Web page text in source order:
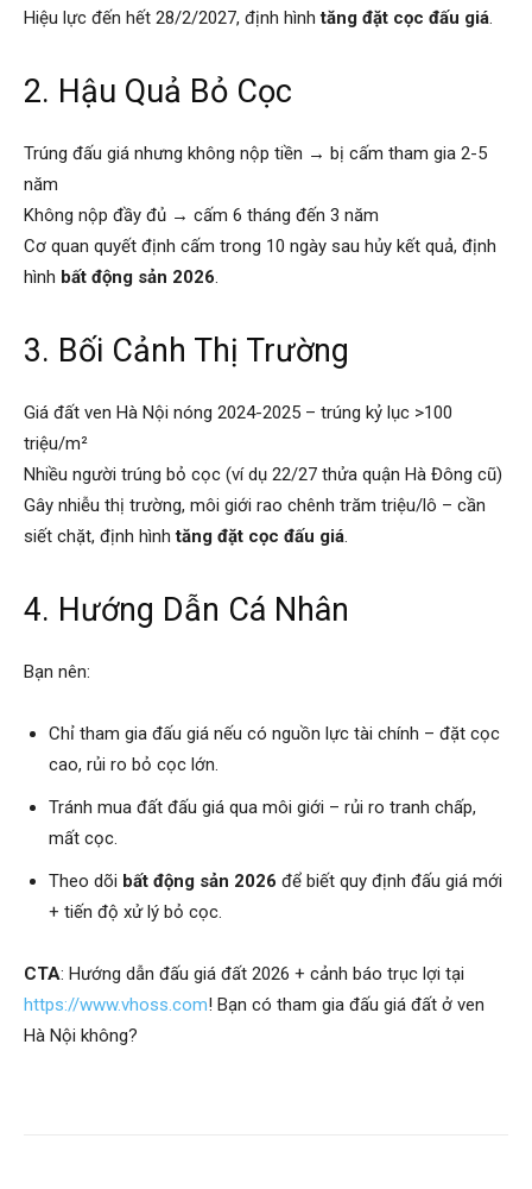
Hiệu lực đến hết 28/2/2027, định hìnhtăng đặt cọc đấu giá.
2. Hậu Quả Bỏ Cọc
Trúng đấu giá nhưng không nộp tiền → bị cấm tham gia 2-5
năm
Không nộp đầy đủ → cấm 6 tháng đến 3 năm
Cơ quan quyết định cấm trong 10 ngày sau hủy kết quả, định
hình bất động sản 2026.
3. Bối Cảnh Thị Trường
Giá đất ven Hà Nội nóng 2024-2025 – trúng kỷ lục >100
triệu/m²
Nhiều người trúng bỏ cọc (ví dụ 22/27 thửa quận Hà Đông cũ)
Gây nhiễu thị trường, môi giới rao chênh trăm triệu/lô – cần
siết chặt, định hìnhtăng đặt cọc đấu giá.
4. Hướng Dẫn Cá Nhân
Bạn nên:
Chỉ tham gia đấu giá nếu có nguồn lực tài chính – đặt cọc
cao, rủi ro bỏ cọc lớn.
Tránh mua đất đấu giá qua môi giới – rủi ro tranh chấp,
mất cọc.
Theo dõi bất động sản 2026 để biết quy định đấu giá mới
+ tiến độ xử lý bỏ cọc.
CTA: Hướng dẫn đấu giá đất 2026 + cảnh báo trục lợi tại
https://www.vhoss.com! Bạn có tham gia đấu giá đất ở ven
Hà Nội không?